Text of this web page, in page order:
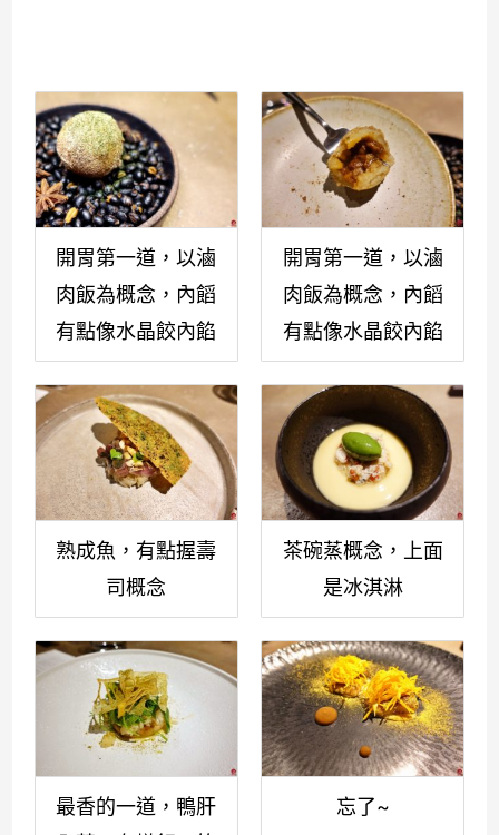
開胃第一道，以滷
肉飯為概念，內饀
有點像水晶餃內餡
開胃第一道，以滷
肉飯為概念，內饀
有點像水晶餃內餡
熟成魚，有點握壽
司概念
茶碗蒸概念，上面
是冰淇淋
最香的一道，鴨肝
忘了~